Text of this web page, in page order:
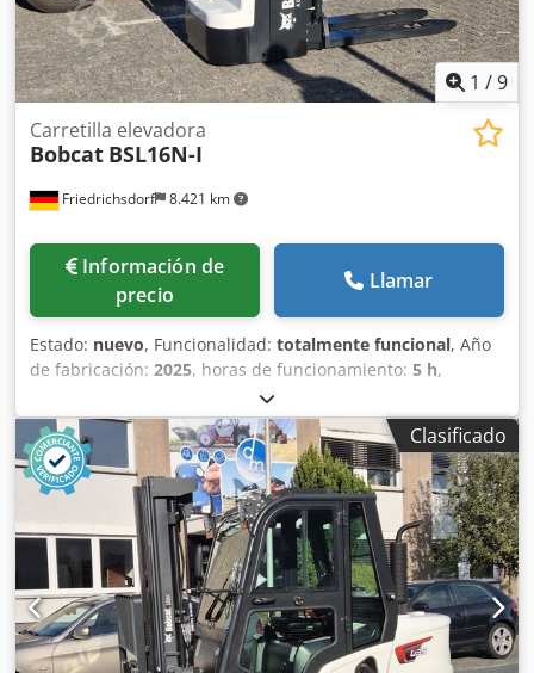
1 /9
Friedrichsdorf 8.421 km
Carretilla elevadora
Bobcat BSL16N-I
Información de
precio
Llamar
Estado: nuevo, Funcionalidad: totalmente funcional, Año
de fabricación: 2025, horas de funcionamiento: 5 h,
1.600 kg, altura de elevación:
mm, ascensor libre:1.520 mm, tipo de combustible:
eléctrico
, tipo de mástil:triple, altura de construcción:
2.108 mm, longitud de la horquilla:1.150 mm, peso en
vacío:
1.340 kg, longitud total:1.964 mm, tipo de
accionamiento:Elektro, ancho de construcción:820 mm,
Transpaleta Centro de carga: 600 Ancho de la horquilla:
560 mm Tipo de mástil: Triplex Condición: Nuevo Estado
técnico: Nuevo Tipo de neumáticos delanteros: poliuretano
Estado de los neumáticos delanteros: 80 - 100% Tipo de
neumáticos traseros: poliuretano Estado de los neumáticos
Clasificado